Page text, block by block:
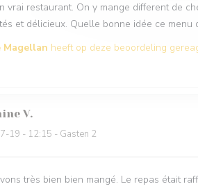
vrai restaurant. On y mange different de
et délicieux. Quelle bonne idée ce menu
Magellan heeft op deze beoordeling
V
19 - 12:15 - Gasten 2
très bien bien mangé. Le repas était